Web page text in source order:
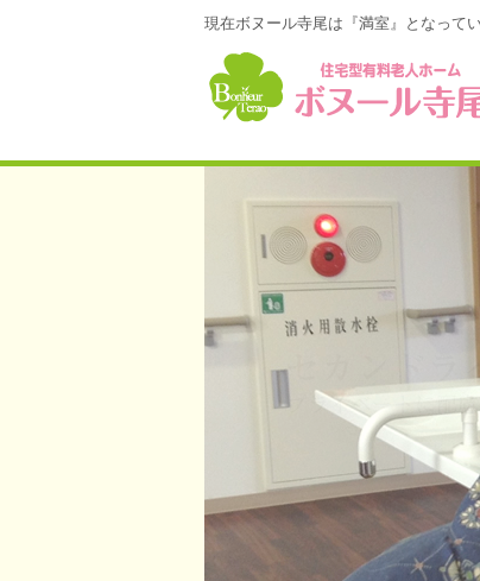
現在ボヌール寺尾は『満室』となって